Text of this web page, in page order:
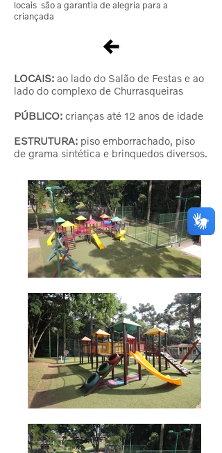
locais são a garantia de alegria para a
criançada
LOCAIS: ao lado do Salão de Festas e ao
lado do complexo de Churrasqueiras
PÚBLICO: crianças até 12 anos de idade
ESTRUTURA: piso emborrachado, piso
de grama sintética e brinquedos diversos.